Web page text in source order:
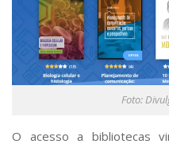
Empresas Juniores
Extensão à Comunidade
Projetos, Programas e
Artes, Cultura e Esportes
Museus e Espaços
Bibliotecas
Foto:
O acesso a bibliotecas